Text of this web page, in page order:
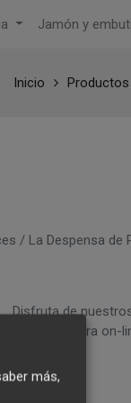
Jamón y
Inicio Productos
/ La Despensa de
Disfruta de
Compra ahora on-
más,